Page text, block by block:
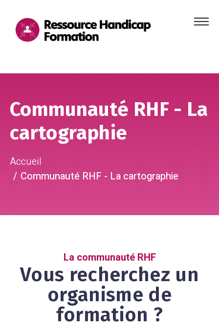
Menu
Communauté RHF - La
cartographie
Accueil
Communauté RHF - La cartographie
La communauté RHF
Vous recherchez un
organisme de
formation ?